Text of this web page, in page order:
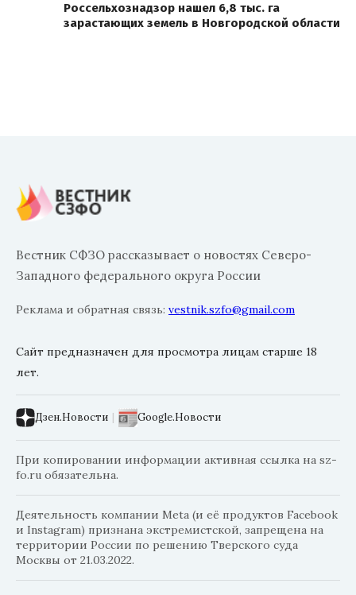
Россельхознадзор нашел 6,8 тыс. га
зарастающих земель в Новгородской области
Вестник СФЗО рассказывает о новостях Северо-
Западного федерального округа России
Реклама и обратная связь: vestnik.szfo@gmail.com
Сайт предназначен для просмотра лицам старше 18
лет.
Дзен.Новости | Google.Новости
При копировании информации активная ссылка на sz-
fo.ru обязательна.
Деятельность компании Meta (и её продуктов Facebook
и Instagram) признана экстремистской, запрещена на
территории России по решению Тверского суда
Москвы от 21.03.2022.